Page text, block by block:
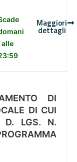
alle
Maggiori
dettagli
DI
DI CUI
LGS. N.